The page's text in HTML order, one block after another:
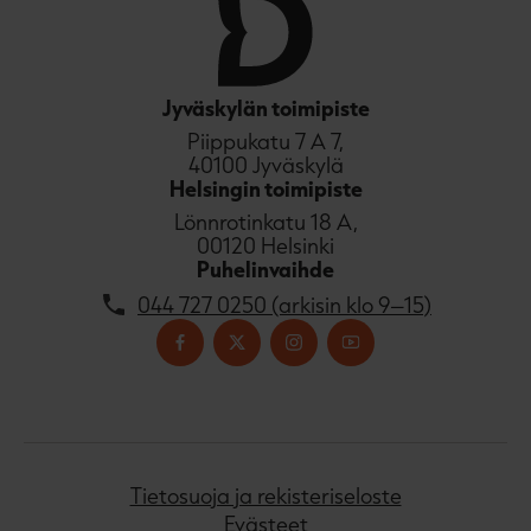
Jyväskylän toimipiste
Piippukatu 7 A 7,
40100 Jyväskylä
Helsingin toimipiste
Lönnrotinkatu 18 A,
00120 Helsinki
Puhelinvaihde
044 727 0250 (arkisin klo 9–15)
Tietosuoja ja rekisteriseloste
Evästeet